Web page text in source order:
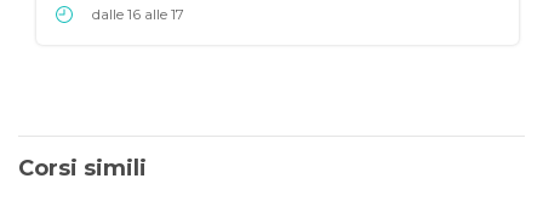
dalle 16 alle 17
Corsi simili